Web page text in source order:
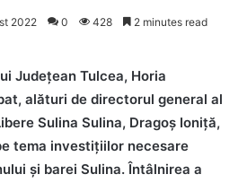
2022 0 428 2 minutes read
Județean Tulcea, Horia
alături de directorul general al
Sulina Sulina, Dragoș Ioniță,
tema investițiilor necesare
și barei Sulina. Întâlnirea a